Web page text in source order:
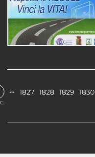
… 1827 1828 1829 1830